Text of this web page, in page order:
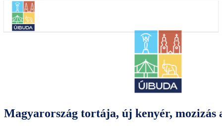
Magyarország tortája, új kenyér, mozizás